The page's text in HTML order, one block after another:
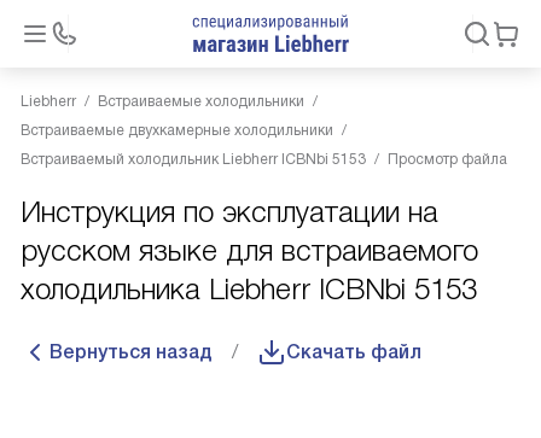
Liebherr
Встраиваемые холодильники
Встраиваемые двухкамерные холодильники
Встраиваемый холодильник Liebherr ICBNbi 5153
Просмотр файла
Инструкция по эксплуатации на
русском языке для встраиваемого
холодильника Liebherr ICBNbi 5153
Вернуться назад Скачать файл